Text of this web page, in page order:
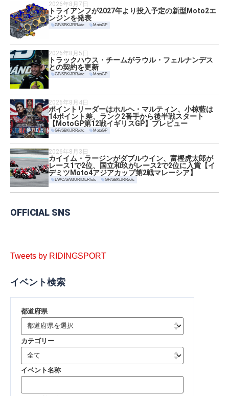
2026年8月7日
トライアンフが2027年より投入予定の新型Moto2エ
ンジンを発表
GP/SBK/JRR/etc MotoGP
2026年8月5日
トラックハウス・チームがラウル・フェルナンデス
との契約を更新
GP/SBK/JRR/etc MotoGP
2026年8月4日
ポイントリーダーはホルヘ・マルティン、小椋藍は
14ポイント差、ランク2番手から後半戦スタート
【MotoGP第12戦イギリスGP】プレビュー
GP/SBK/JRR/etc MotoGP
2026年8月3日
カイイム・ラージンがダブルウイン、富樫虎太郎が
レース1で2位、国立和玖がレース2で2位に入賞【イ
デミツMoto4アジアカップ第2戦マレーシア】
EWC/SAMURIDER/etc GP/SBK/JRR/etc
OFFICIAL SNS
Tweets by RIDINGSPORT
イベント検索
都道府県
カテゴリー
イベント名称